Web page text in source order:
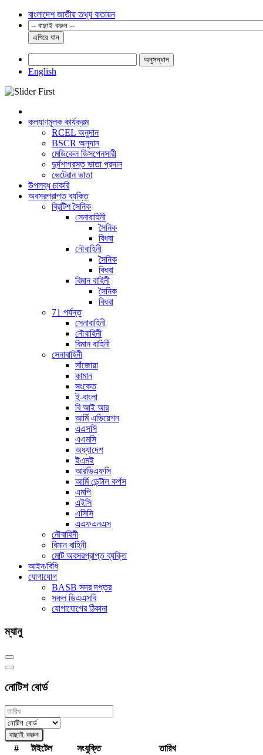
বাংলাদেশ জাতীয় তথ্য বাতায়ন
এগিয়ে যান
অনুসন্ধান
English
কল্যাণমূলক কার্যক্রম
RCEL অনুদান
BSCR অনুদান
মেডিকেল ডিসপেনসারী
দুর্দশাগ্রস্ত ভাতা প্রদান
ভেটেরান ভাতা
উপলব্ধ চাকরি
অবসরপ্রাপ্ত ব্যক্তি
ব্রিটিশ সৈনিক
সেনাবাহিনী
সৈনিক
বিধবা
নৌবাহিনী
সৈনিক
বিধবা
বিমান বাহিনী
সৈনিক
বিধবা
71 পর্যন্ত
সেনাবাহিনী
নৌবাহিনী
বিমান বাহিনী
সেনাবাহিনী
সাঁজোয়া
কামান
সংকেত
ই-বাংলা
বি আই আর
আর্মি এভিয়েশন
এএসসি
এএমসি
অধ্যাদেশ
ইএমই
আরভিএফসি
আর্মি ডেন্টাল কর্পস
এমপি
এইসি
এসিসি
এএফএনএস
নৌবাহিনী
বিমান বাহিনী
মোট অবসরপ্রাপ্ত ব্যক্তি
আইন/বিধি
যোগাযোগ
BASB সদর দপ্তর
সকল ডিএএসবি
যোগাযোগের ঠিকানা
ম্যানু
নোটিশ বোর্ড
বাছাই করুন
# টাইটেল সংযুক্তি তারিখ